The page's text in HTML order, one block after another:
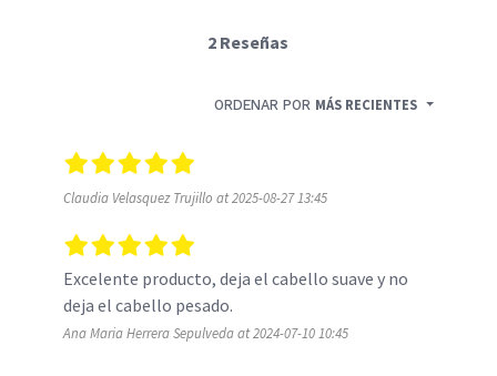
2 Reseñas
ORDENAR POR MÁS RECIENTES
Claudia Velasquez Trujillo at 2025-08-27 13:45
Excelente producto, deja el cabello suave y no
deja el cabello pesado.
Ana Maria Herrera Sepulveda at 2024-07-10 10:45